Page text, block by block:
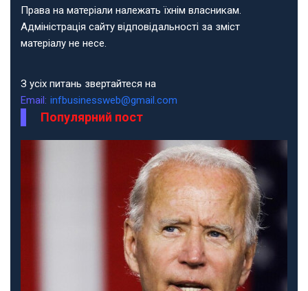
Права на матеріали належать їхнім власникам.
Адміністрація сайту відповідальності за зміст
матеріалу не несе.
З усіх питань звертайтеся на
Email: infbusinessweb@gmail.com
Популярний пост